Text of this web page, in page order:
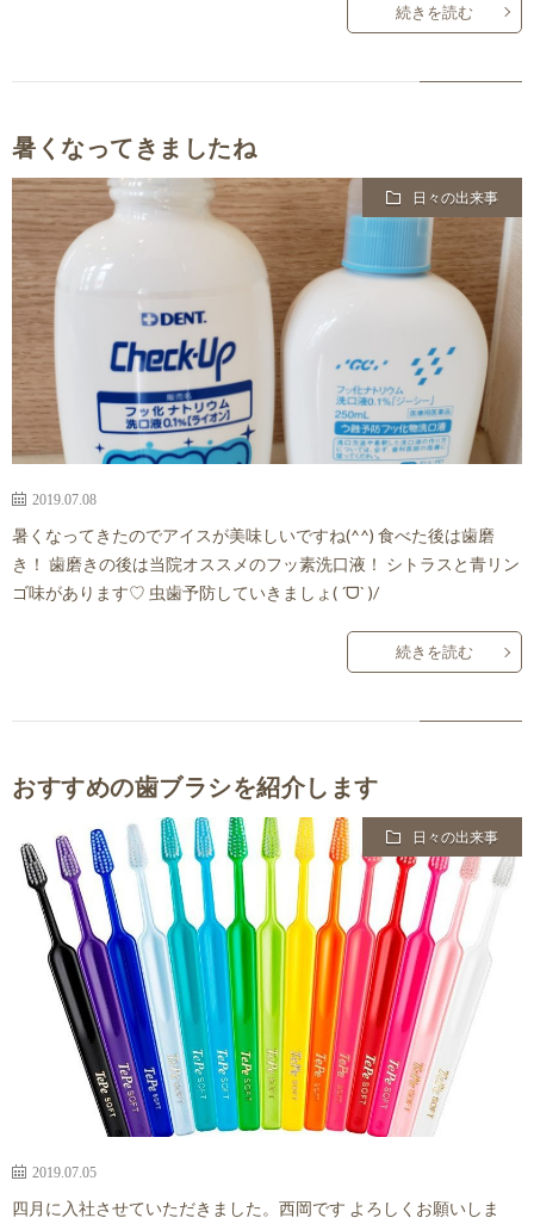
続きを読む
暑くなってきましたね
日々の出来事
2019.07.08
暑くなってきたのでアイスが美味しいですね(^^) 食べた後は歯磨
き！ 歯磨きの後は当院オススメのフッ素洗口液！ シトラスと青リン
ゴ味があります♡ 虫歯予防していきましょ( ´ᗜ` )/
続きを読む
おすすめの歯ブラシを紹介します
日々の出来事
2019.07.05
四月に入社させていただきました。西岡です よろしくお願いしま